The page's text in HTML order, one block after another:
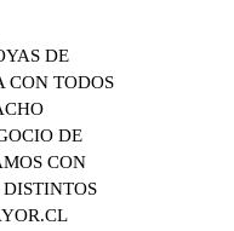
DE
CON TODOS
DE
CON